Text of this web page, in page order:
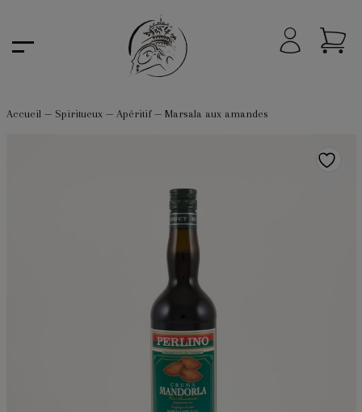
Accueil— Spiritueux— Apéritif— Marsala aux amandes